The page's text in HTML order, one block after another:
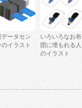
データセン
のイラスト
いろいろなお布
団に埋もれる人
のイラスト